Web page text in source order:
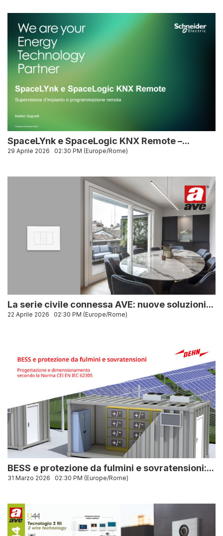
SpaceLYnk e SpaceLogic KNX Remote –...
29 Aprile 2026 02:30 PM (Europe/Rome)
La serie civile connessa AVE: nuove soluzioni...
22 Aprile 2026 02:30 PM (Europe/Rome)
BESS e protezione da fulmini e sovratensioni:...
31 Marzo 2026 02:30 PM (Europe/Rome)